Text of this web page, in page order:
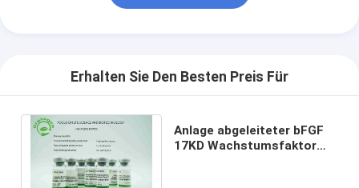
Erhalten Sie Den Besten Preis Für
Anlage abgeleiteter bFGF
17KD Wachstumsfaktor